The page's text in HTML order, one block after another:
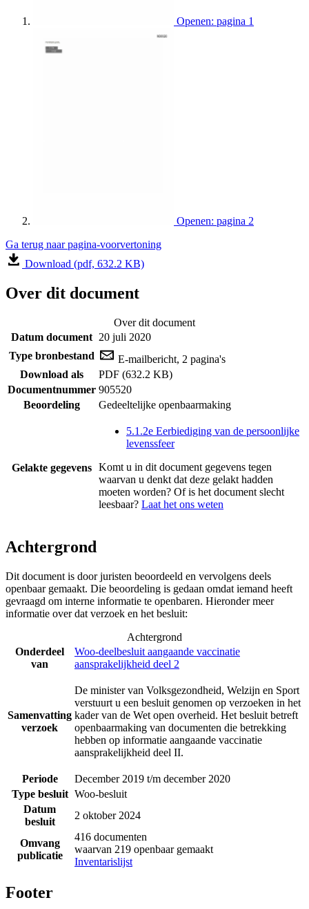
Openen: pagina 1
Openen: pagina 2
Ga terug naar pagina-voorvertoning
Download (pdf, 632.2 KB)
Over dit document
Over dit document
Datum document 20 juli 2020
Type bronbestand
E-mailbericht, 2 pagina's
Download als
PDF (632.2 KB)
Documentnummer 905520
Beoordeling
Gedeeltelijke openbaarmaking
Gelakte gegevens
5.1.2e Eerbiediging van de persoonlijke
levenssfeer
Komt u in dit document gegevens tegen
waarvan u denkt dat deze gelakt hadden
moeten worden? Of is het document slecht
leesbaar? Laat het ons weten
Achtergrond
Dit document is door juristen beoordeeld en vervolgens deels
openbaar gemaakt. Die beoordeling is gedaan omdat iemand heeft
gevraagd om interne informatie te openbaren. Hieronder meer
informatie over dat verzoek en het besluit:
Achtergrond
Onderdeel
van
Woo-deelbesluit aangaande vaccinatie
aansprakelijkheid deel 2
Samenvatting
verzoek
De minister van Volksgezondheid, Welzijn en Sport
verstuurt u een besluit genomen op verzoeken in het
kader van de Wet open overheid. Het besluit betreft
openbaarmaking van documenten die betrekking
hebben op informatie aangaande vaccinatie
aansprakelijkheid deel II.
Periode
December 2019 t/m december 2020
Type besluit Woo-besluit
Datum
besluit
2 oktober 2024
Omvang
publicatie
416 documenten
waarvan 219 openbaar gemaakt
Inventarislijst
Footer